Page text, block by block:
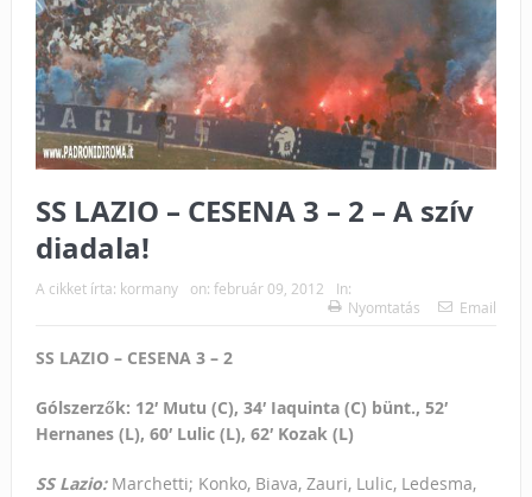
SS LAZIO – CESENA 3 – 2 – A szív
diadala!
A cikket írta: kormany on: február 09, 2012
In:
Nyomtatás
Email
SS LAZIO – CESENA 3 – 2
Gólszerzők: 12′ Mutu (C), 34′ Iaquinta (C) bünt., 52′
Hernanes (L), 60′ Lulic (L), 62′ Kozak (L)
SS Lazio: Marchetti; Konko, Biava, Zauri, Lulic, Ledesma,